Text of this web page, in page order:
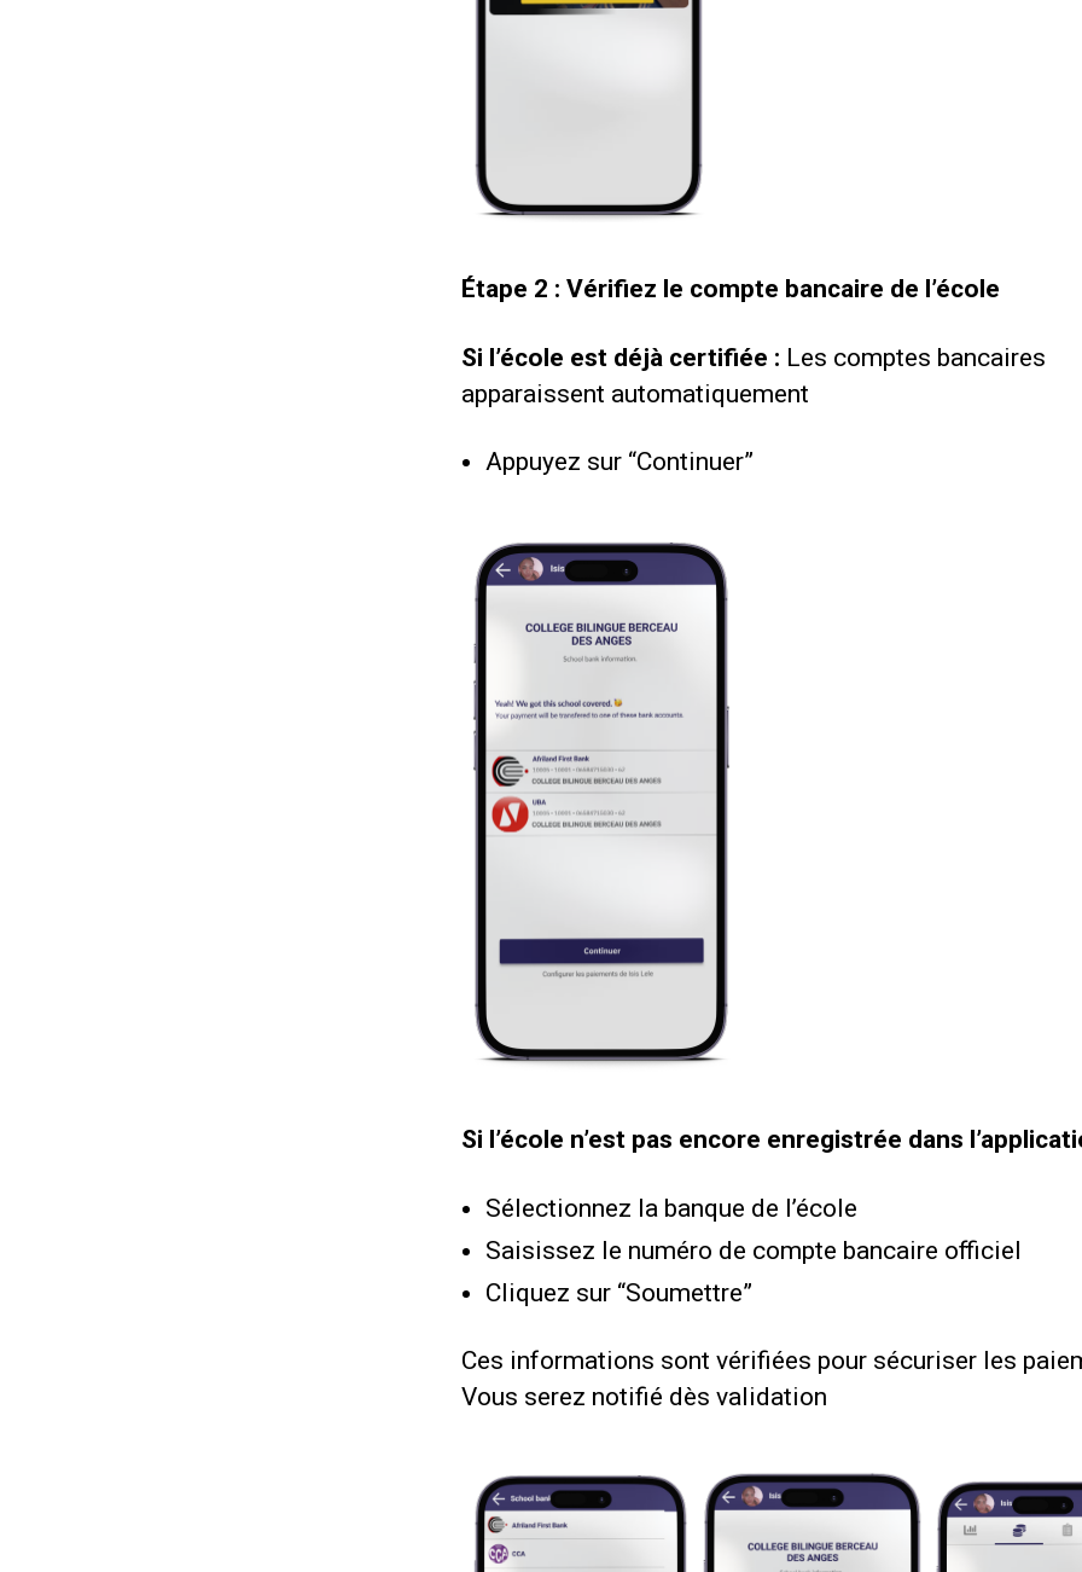
Étape 2 : Vérifiez le compte bancaire de l’école
Si l’école est déjà certifiée : Les comptes bancaires
apparaissent automatiquement
Appuyez sur “Continuer”
Si l’école n’est pas encore enregistrée dans
Sélectionnez la banque de l’école
Saisissez le numéro de compte bancaire officiel
Cliquez sur “Soumettre”
Ces informations sont vérifiées pour sécuriser les
Vous serez notifié dès validation